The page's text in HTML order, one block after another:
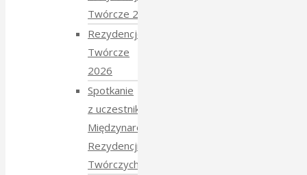
Twórcze 2026
Rezydencje
Twórcze
2026
Spotkanie
z uczestnikami
Międzynarodowych
Rezydencji
Twórczych 2026